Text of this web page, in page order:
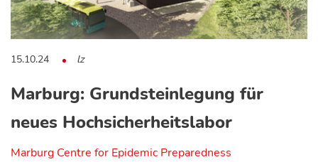
15.10.24 lz
Marburg: Grundsteinlegung für
neues Hochsicherheitslabor
Marburg Centre for Epidemic Preparedness